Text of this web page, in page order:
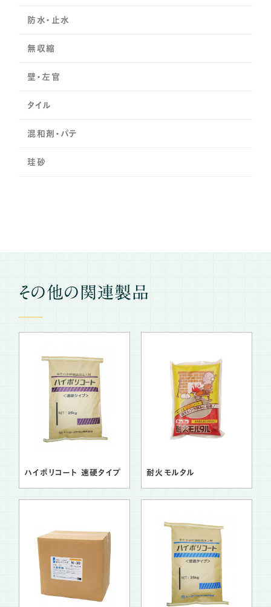
防水・止水
無収縮
壁・左官
タイル
混和剤・パテ
珪砂
その他の関連製品
ハイポリコート 速硬タイプ 耐火モルタル